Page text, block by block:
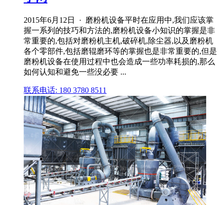
2015年6月12日 · 磨粉机设备平时在应用中,我们应该掌
握一系列的技巧和方法的,磨粉机设备小知识的掌握是非
常重要的,包括对磨粉机主机,破碎机,除尘器,以及磨粉机
各个零部件,包括磨辊磨环等的掌握也是非常重要的,但是
磨粉机设备在使用过程中也会造成一些功率耗损的,那么
如何认知和避免一些没必要 ...
联系电话: 180 3780 8511